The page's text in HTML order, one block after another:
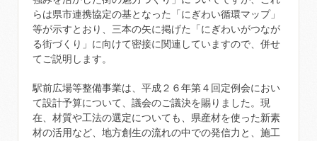
らは県市連携協定の基となった「にぎわい循環マップ」
等が示すとおり、三本の矢に掲げた「にぎわいがつなが
る街づくり」に向けて密接に関連していますので、併せ
てご説明します。
駅前広場等整備事業は、平成２６年第４回定例会におい
て設計予算について、議会のご議決を賜りました。現
在、材質や工法の選定についても、県産材を使った新素
材の活用など、地方創生の流れの中での発信力と、施工